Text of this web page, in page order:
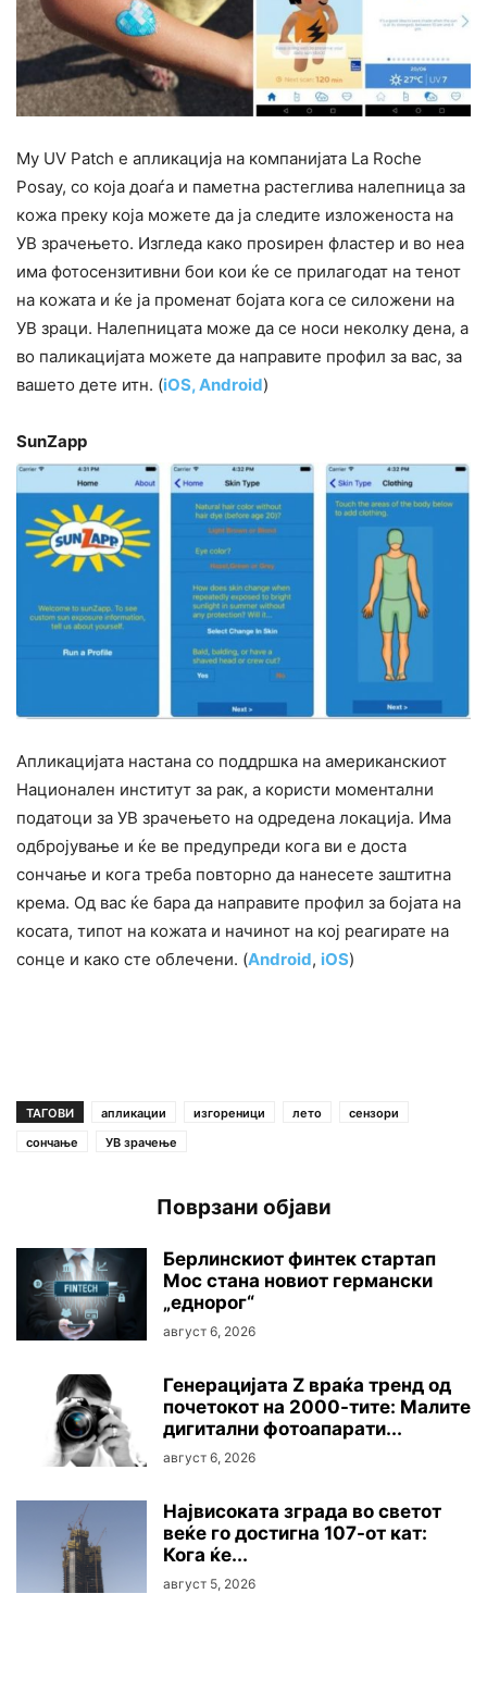
My UV Patch е апликација на компанијата La Roche
Posay, со која доаѓа и паметна растеглива налепница за
кожа преку која можете да ја следите изложеноста на
УВ зрачењето. Изгледа како проѕирен фластер и во неа
има фотосензитивни бои кои ќе се прилагодат на тенот
на кожата и ќе ја променат бојата кога се силожени на
УВ зраци. Налепницата може да се носи неколку дена, а
во паликацијата можете да направите профил за вас, за
вашето дете итн. (iOS,Android)
SunZapp
Апликацијата настана со поддршка на американскиот
Национален институт за рак, а користи моментални
податоци за УВ зрачењето на одредена локација. Има
одбројување и ќе ве предупреди кога ви е доста
сончање и кога треба повторно да нанесете заштитна
крема. Од вас ќе бара да направите профил за бојата на
косата, типот на кожата и начинот на кој реагирате на
сонце и како сте облечени. (Android, iOS)
ТАГОВИ апликации изгореници лето
сензори
сончање
УВ зрачење
Поврзани објави
Берлинскиот финтек стартап
Мос стана новиот германски
„еднорог“
август 6, 2026
Генерацијата Z враќа тренд од
почетокот на 2000-тите: Малите
дигитални фотоапарати...
август 6, 2026
Највисоката зграда во светот
веќе го достигна 107-от кат:
Кога ќе...
август 5, 2026